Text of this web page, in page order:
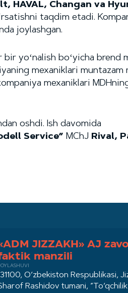
HAVAL, Changan va
taqdim etadi.
joylashgan.
yoʻnalish boʻyicha
mexaniklari
mexaniklari
oshdi. Ish davomida
Service” MChJ Rival,
JIZZAKH» AJ
manzili
O‘zbekiston Respublikasi,
Rashidov tumani,